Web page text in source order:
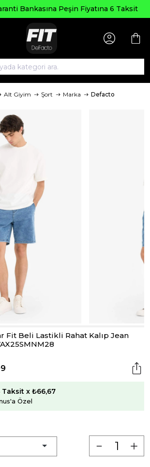
Bankasına Peşin Fiyatına 6 Taksit
Alt Giyim Şort Marka Defacto
Fit Beli Lastikli Rahat Kalıp Jean
Taksit x ₺66,67
Özel